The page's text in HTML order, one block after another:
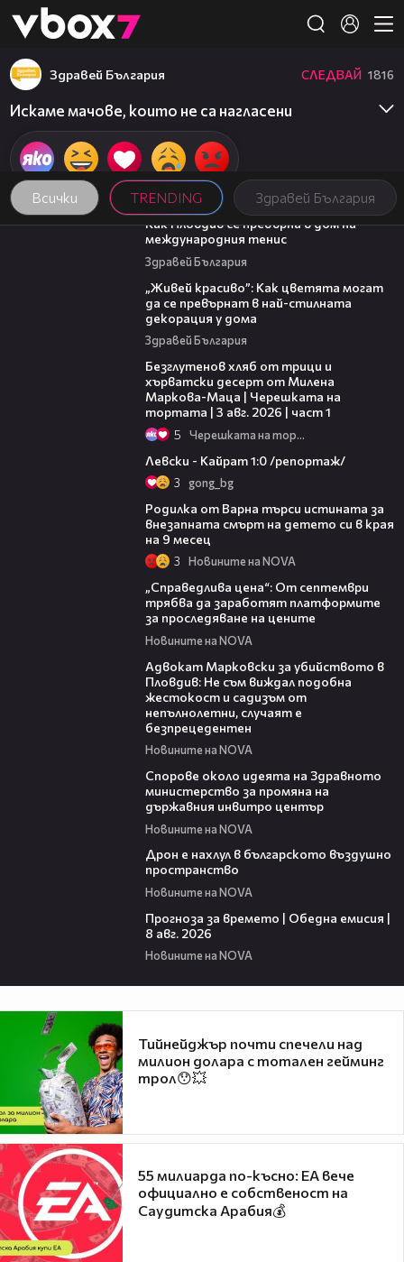
👾
Всички TRENDING Здравей България
Здравей България СЛЕДВАЙ 1816
Искаме мачове, които не са нагласени
03:09
Как Пловдив се превърна в дом на
международния тенис
Здравей България
„Живей красиво”: Как цветята могат
да се превърнат в най-стилната
декорация у дома
Здравей България
Безглутенов хляб от трици и
хърватски десерт от Милена
Маркова-Маца | Черешката на
тортата | 3 авг. 2026 | част 1
5 Черешката на тортата
Левски - Кайрат 1:0 /репортаж/
3 gong_bg
Родилка от Варна търси истината за
внезапната смърт на детето си в края
на 9 месец
3 Новините на NOVA
„Справедлива цена“: От септември
трябва да заработят платформите
за проследяване на цените
Новините на NOVA
Адвокат Марковски за убийството в
Пловдив: Не съм виждал подобна
жестокост и садизъм от
непълнолетни, случаят е
безпрецедентен
Новините на NOVA
Спорове около идеята на Здравното
министерство за промяна на
държавния инвитро център
Новините на NOVA
Дрон е нахлул в българското въздушно
пространство
Новините на NOVA
Прогноза за времето | Обедна емисия |
8 авг. 2026
Новините на NOVA
Тийнейджър почти спечели над
милион долара с тотален гейминг
трол😯💥
55 милиарда по-късно: EA вече
официално е собственост на
Саудитска Арабия💰